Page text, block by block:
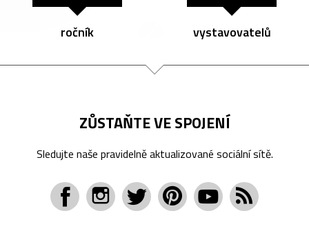
ročník vystavovatelů
ZŮSTAŇTE VE SPOJENÍ
Sledujte naše pravidelně aktualizované sociální sítě.